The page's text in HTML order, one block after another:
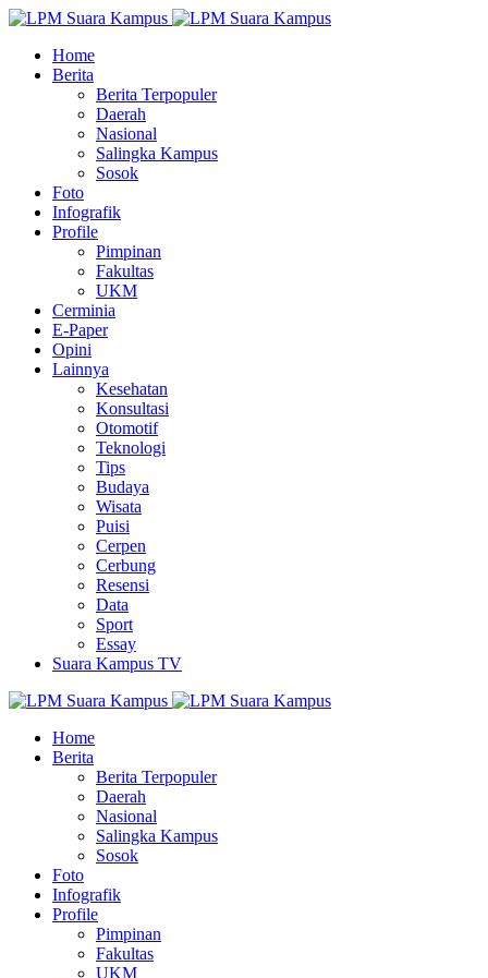
Home
Berita
Berita Terpopuler
Daerah
Nasional
Salingka Kampus
Sosok
Foto
Infografik
Profile
Pimpinan
Fakultas
UKM
Cerminia
E-Paper
Opini
Lainnya
Kesehatan
Konsultasi
Otomotif
Teknologi
Tips
Budaya
Wisata
Puisi
Cerpen
Cerbung
Resensi
Data
Sport
Essay
Suara Kampus TV
Home
Berita
Berita Terpopuler
Daerah
Nasional
Salingka Kampus
Sosok
Foto
Infografik
Profile
Pimpinan
Fakultas
UKM